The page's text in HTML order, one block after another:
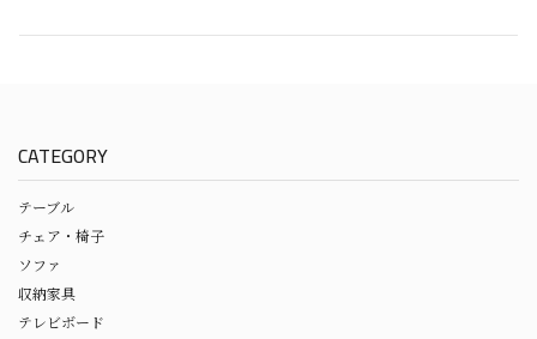
CATEGORY
テーブル
チェア・椅子
ソファ
収納家具
テレビボード